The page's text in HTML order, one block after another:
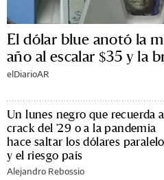
El dólar blue anotó la
año al escalar $35 y la
elDiarioAR
Un lunes negro que recuerda
crack del '29 o a la pandemia
hace saltar los dólares
y el riesgo país
Alejandro Rebossio